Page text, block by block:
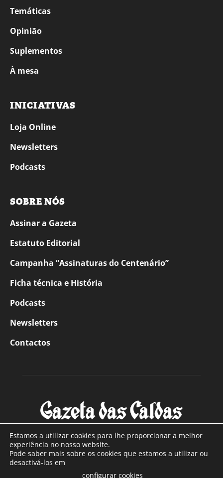
Temáticas
Opinião
Suplementos
À mesa
INICIATIVAS
Loja Online
Newsletters
Podcasts
SOBRE NÓS
Assinar a Gazeta
Estatuto Editorial
Campanha “Assinaturas do Centenário”
Ficha técnica e História
Podcasts
Newsletters
Contactos
SOBRE NÓS
Estamos a utilizar cookies para lhe proporcionar a melhor
experiência no nosso website.
Pode saber mais sobre os cookies que estamos a utilizar ou
desactivá-los em
configurar cookies